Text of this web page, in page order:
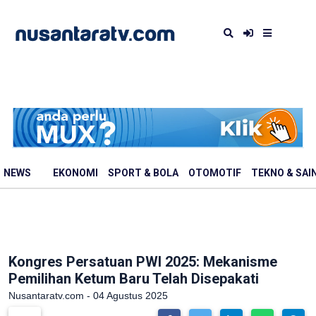
NEWS EKONOMI SPORT & BOLA OTOMOTIF TEKNO &
Kongres Persatuan PWI 2025: Mekanisme
Pemilihan Ketum Baru Telah Disepakati
Nusantaratv.com - 04 Agustus 2025